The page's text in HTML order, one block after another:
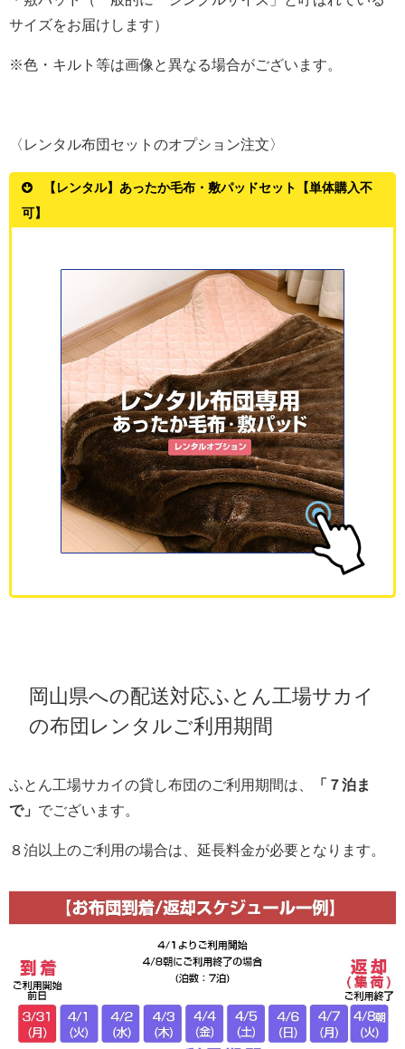
サイズをお届けします）
※色・キルト等は画像と異なる場合がございます。
〈レンタル布団セットのオプション注文〉
【レンタル】あったか毛布・敷パッドセット【単体購入不
可】
岡山県への配送対応ふとん工場サカイ
の布団レンタルご利用期間
ふとん工場サカイの貸し布団のご利用期間は、
「７泊ま
で」 でございます。
８泊以上のご利用の場合は、延長料金が必要となります。